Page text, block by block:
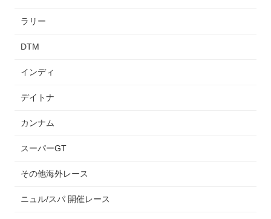
ラリー
DTM
インディ
デイトナ
カンナム
スーパーGT
その他海外レース
ニュル/スパ 開催レース